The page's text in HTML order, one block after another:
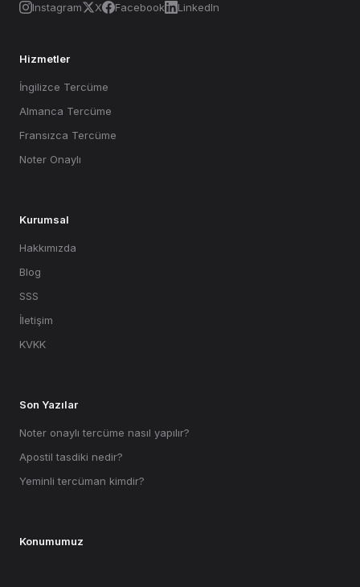
Instagram X Facebook LinkedIn
Hizmetler
İngilizce Tercüme
Almanca Tercüme
Fransızca Tercüme
Noter Onaylı
Kurumsal
Hakkımızda
Blog
SSS
İletişim
KVKK
Son Yazılar
Noter onaylı tercüme nasıl yapılır?
Apostil tasdiki nedir?
Yeminli tercüman kimdir?
Konumumuz